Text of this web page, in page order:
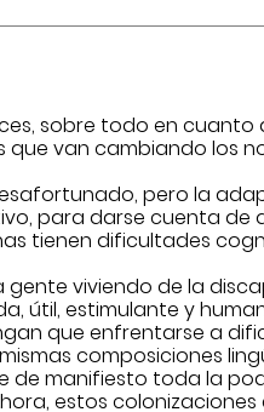
sobre todo en cuanto
que van cambiando los
pero la
para darse cuenta
tienen dificultades
gente viviendo de la
útil, estimulante y
que enfrentarse a
composiciones
de manifiesto toda la
estos